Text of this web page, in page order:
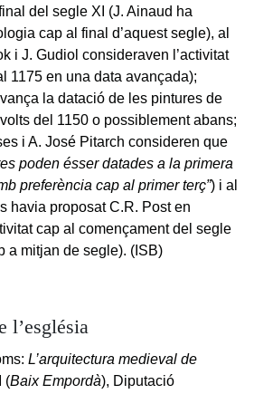
del segle XI (J. Ainaud ha
cap al final d’aquest segle), al
i J. Gudiol consideraven l’activitat
1175 en una data avançada);
la datació de les pintures de
del 1150 o possiblement abans;
i A. José Pitarch consideren que
poden ésser datades a la primera
preferència cap al primer terç”) i al
havia proposat C.R. Post en
cap al començament del segle
a mitjan de segle). (ISB)
l’església
L’arquitectura medieval de
(Baix Empordà), Diputació